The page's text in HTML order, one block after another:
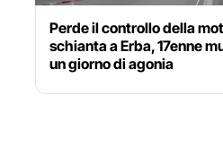
Perde il controllo della
schianta a Erba, 17enne
un giorno di agonia